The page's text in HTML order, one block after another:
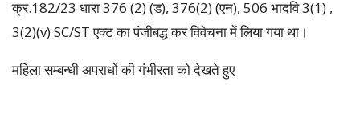
क्र.182/23 धारा 376 (2) (ड), 376(2) (एन), 506 भादवि 3(1) ,
3(2)(v) SC/ST एक्ट का पंजीबद्ध कर विवेचना में लिया गया था।
महिला सम्बन्धी अपराधों की गंभीरता को देखते हुए